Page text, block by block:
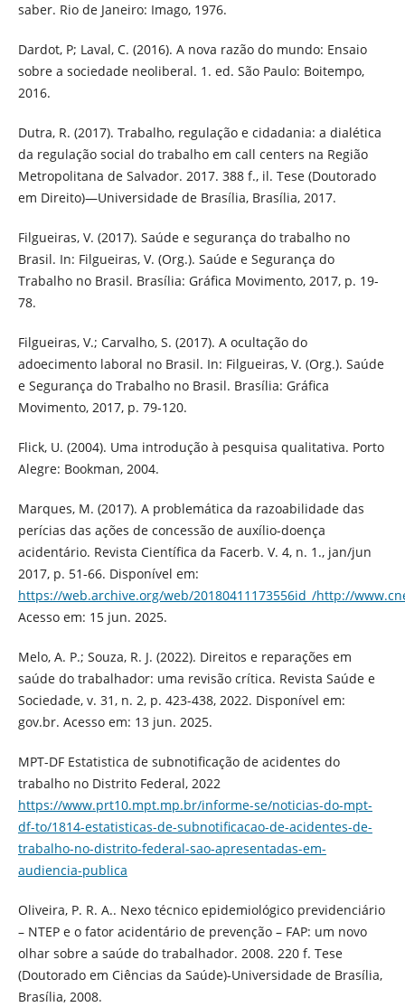
saber. Rio de Janeiro: Imago, 1976.
Dardot, P; Laval, C. (2016). A nova razão do mundo: Ensaio
sobre a sociedade neoliberal. 1. ed. São Paulo: Boitempo,
2016.
Dutra, R. (2017). Trabalho, regulação e cidadania: a dialética
da regulação social do trabalho em call centers na Região
Metropolitana de Salvador. 2017. 388 f., il. Tese (Doutorado
em Direito)—Universidade de Brasília, Brasília, 2017.
Filgueiras, V. (2017). Saúde e segurança do trabalho no
Brasil. In: Filgueiras, V. (Org.). Saúde e Segurança do
Trabalho no Brasil. Brasília: Gráfica Movimento, 2017, p. 19-
78.
Filgueiras, V.; Carvalho, S. (2017). A ocultação do
adoecimento laboral no Brasil. In: Filgueiras, V. (Org.). Saúde
e Segurança do Trabalho no Brasil. Brasília: Gráfica
Movimento, 2017, p. 79-120.
Flick, U. (2004). Uma introdução à pesquisa qualitativa. Porto
Alegre: Bookman, 2004.
Marques, M. (2017). A problemática da razoabilidade das
perícias das ações de concessão de auxílio-doença
acidentário. Revista Científica da Facerb. V. 4, n. 1., jan/jun
2017, p. 51-66. Disponível em:
https://web.archive.org/web/20180411173556id_/http://
Acesso em: 15 jun. 2025.
Melo, A. P.; Souza, R. J. (2022). Direitos e reparações em
saúde do trabalhador: uma revisão crítica. Revista Saúde e
Sociedade, v. 31, n. 2, p. 423-438, 2022. Disponível em:
gov.br. Acesso em: 13 jun. 2025.
MPT-DF Estatistica de subnotificação de acidentes do
trabalho no Distrito Federal, 2022
https://www.prt10.mpt.mp.br/informe-se/noticias-do-mpt-
df-to/1814-estatisticas-de-subnotificacao-de-acidentes-de-
trabalho-no-distrito-federal-sao-apresentadas-em-
audiencia-publica
Oliveira, P. R. A.. Nexo técnico epidemiológico previdenciário
– NTEP e o fator acidentário de prevenção – FAP: um novo
olhar sobre a saúde do trabalhador. 2008. 220 f. Tese
(Doutorado em Ciências da Saúde)-Universidade de Brasília,
Brasília, 2008.